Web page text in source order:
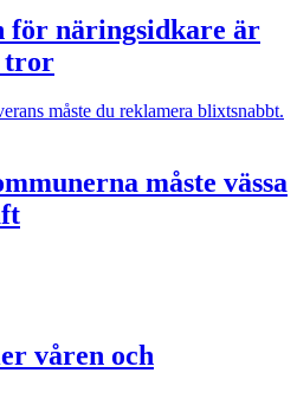
för näringsidkare är
tror
måste du reklamera blixtsnabbt.
måste vässa
våren och